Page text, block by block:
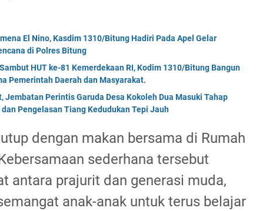
El Nino, Kasdim 1310/Bitung Hadiri Pada Apel Gelar
di Polres Bitung
HUT ke-81 Kemerdekaan RI, Kodim 1310/Bitung Bangun
Pemerintah Daerah dan Masyarakat.
Jembatan Perintis Garuda Desa Kokoleh Dua Masuki Tahap
Pengelasan Tiang Kedudukan Tepi Jauh
dengan makan bersama di Rumah
sederhana tersebut
antara prajurit dan generasi muda,
anak-anak untuk terus belajar